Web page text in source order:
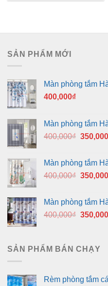
SẢN PHẨM MỚI
Màn phòng tắm
400,000₫
Màn phòng tắm
400,000₫ Giá
350,000
Màn phòng tắm
400,000₫ Giá
350,000
Màn phòng tắm
400,000₫ Giá
350,000
SẢN PHẨM BÁN CHẠY
Rèm phòng tắm